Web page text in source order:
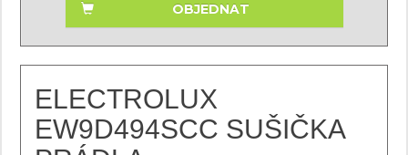
OBJEDNAT
ELECTROLUX
EW9D494SCC SUŠIČKA